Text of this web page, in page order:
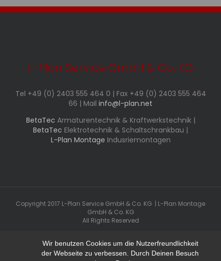
Wir benutzen Cookies um die Nutzerfreundlichkeit
der Webseite zu verbessen. Durch Deinen Besuch
L-Plan Service GmbH & Co. KG
Tel +49 (0) 2403 555 464 0 | Fax +49 (0) 2403 555 464
66 | Mail info@l-plan.net
BetaTec Armaturentechnik & Kraftwerkstechnik |
BetaTec Elektrotechnik & Schaltschrankbau |
L-Plan Montage Indusriemontagen
Copyright 2017 L-Plan Service GmbH & Co. KG | L-Plan Montage
GmbH & Co. KG
All Rights Reserved
E-